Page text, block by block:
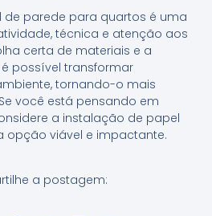
de parede para quartos é uma
técnica e atenção aos
certa de materiais e a
possível transformar
tornando-o mais
você está pensando em
a instalação de papel
opção viável e impactante.
a postagem: